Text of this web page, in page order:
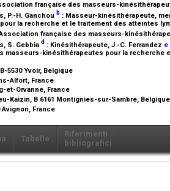
française des masseurs-
, P.-H. Ganchou b : Masseur-kinésithérapeute,
la recherche et le traitement des atteintes
française des masseurs-
, S. Gebbia d : Kinésithérapeute, J.-C. Ferrandez e
masseurs-kinésithérapeutes pour la recherche
5530 Yvoir, Belgique
Alfort, France
et-Orvanne, France
Kaizin, B 6161 Montignies-sur-Sambre, Belgique
France
Tabelle
Riferimenti
bibliografici